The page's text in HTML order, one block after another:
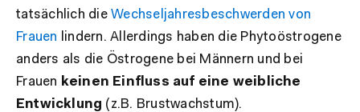
tatsächlich die Wechseljahresbeschwerden von
Frauen lindern. Allerdings haben die Phytoöstrogene
anders als die Östrogene bei Männern und bei
Frauen keinen Einfluss auf eine weibliche
Entwicklung (z.B. Brustwachstum).